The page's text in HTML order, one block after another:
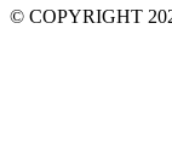
© COPYRIGHT